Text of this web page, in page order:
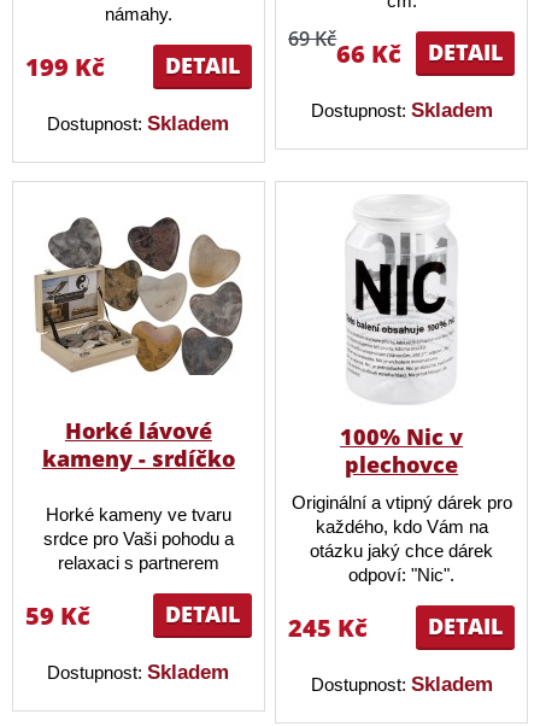
námahy.
DETAIL
199 Kč
Dostupnost:Skladem
DETAIL
69 Kč66 Kč
Dostupnost: Skladem
Horké lávové
kameny - srdíčko
Horké kameny ve tvaru
srdce pro Vaši pohodu a
relaxaci s partnerem
DETAIL
59 Kč
Dostupnost:Skladem
100% Nic v
plechovce
Originální a vtipný dárek pro
každého, kdo Vám na
otázku jaký chce dárek
odpoví: "Nic".
DETAIL
245 Kč
Dostupnost: Skladem